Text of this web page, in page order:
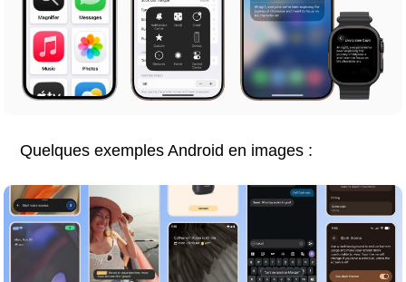
Quelques exemples Android en images :